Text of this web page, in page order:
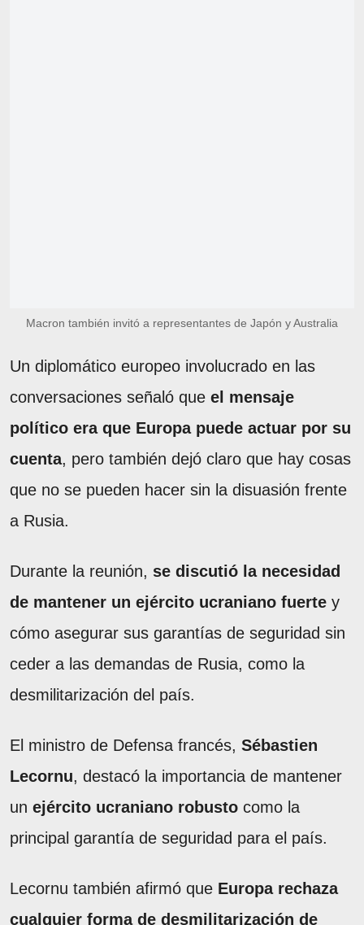
Macron también invitó a representantes de Japón y Australia
Un diplomático europeo involucrado en las
conversaciones señaló que el mensaje
político era que Europa puede actuar por su
cuenta, pero también dejó claro que hay cosas
que no se pueden hacer sin la disuasión frente
a Rusia.
Durante la reunión, se discutió la necesidad
de mantener un ejército ucraniano fuerte y
cómo asegurar sus garantías de seguridad sin
ceder a las demandas de Rusia, como la
desmilitarización del país.
El ministro de Defensa francés, Sébastien
Lecornu, destacó la importancia de mantener
un ejército ucraniano robusto como la
principal garantía de seguridad para el país.
Lecornu también afirmó que Europa rechaza
cualquier forma de desmilitarización de